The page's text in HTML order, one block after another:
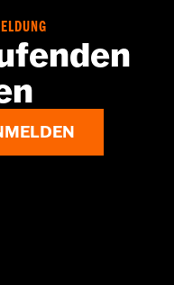
eines
eines
sowie von
Weitere
Der Einbau
modellspezifischen